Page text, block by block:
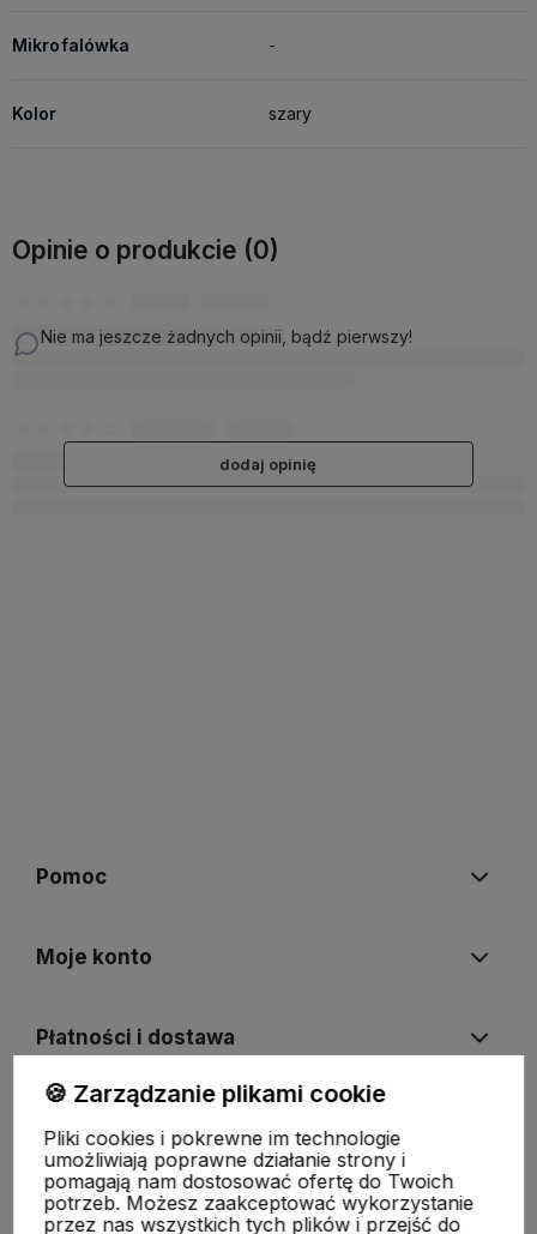
Mikrofalówka -
Kolor szary
Opinie o produkcie (0)
Nie ma jeszcze żadnych opinii, bądź pierwszy!
dodaj opinię
Pomoc
Moje konto
Płatności i dostawa
O nas
🍪 Zarządzanie plikami cookie
Pliki cookies i pokrewne im technologie
umożliwiają poprawne działanie strony i
pomagają nam dostosować ofertę do Twoich
potrzeb. Możesz zaakceptować wykorzystanie
przez nas wszystkich tych plików i przejść do